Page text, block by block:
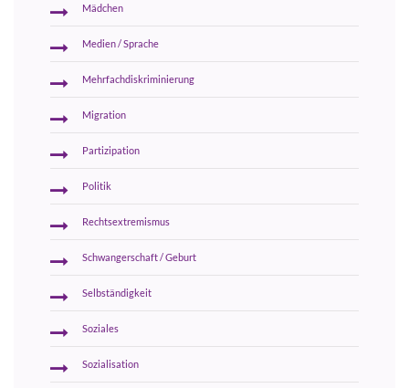
Mädchen
Medien / Sprache
Mehrfachdiskriminierung
Migration
Partizipation
Politik
Rechtsextremismus
Schwangerschaft / Geburt
Selbständigkeit
Soziales
Sozialisation